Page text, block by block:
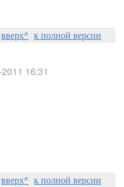
вверх^ к полной версии
16:31
вверх^ к полной версии